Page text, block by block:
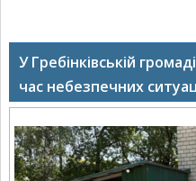
У Гребінківській
час небезпечних